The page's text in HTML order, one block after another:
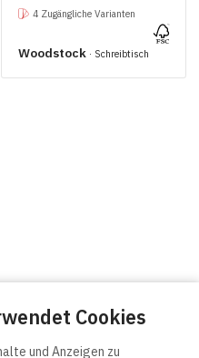
Cookies
und Anzeigen zu
4 Zugängliche Varianten
Woodstock · Schreibtisch